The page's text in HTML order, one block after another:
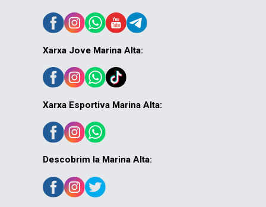
Xarxa Jove Marina Alta:
Xarxa Esportiva Marina Alta:
Descobrim la Marina Alta: